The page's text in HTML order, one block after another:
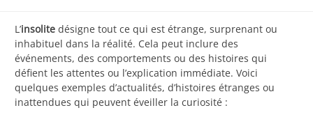
L’insolite désigne tout ce qui est étrange, surprenant ou
inhabituel dans la réalité. Cela peut inclure des
événements, des comportements ou des histoires qui
défient les attentes ou l’explication immédiate. Voici
quelques exemples d’actualités, d’histoires étranges ou
inattendues qui peuvent éveiller la curiosité :